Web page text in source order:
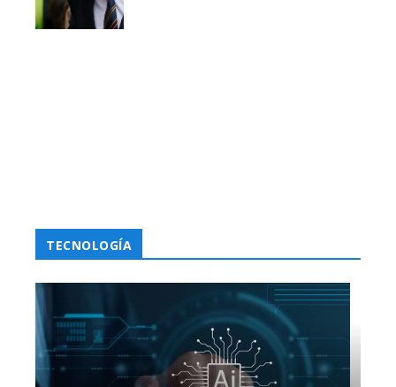
TECNOLOGÍA